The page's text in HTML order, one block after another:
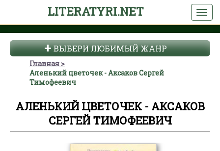
LITERATYRI.NET
ВЫБЕРИ ЛЮБИМЫЙ ЖАНР
Главная
Аленький цветочек - Аксаков Сергей
Тимофеевич
АЛЕНЬКИЙ ЦВЕТОЧЕК - АКСАКОВ
СЕРГЕЙ ТИМОФЕЕВИЧ